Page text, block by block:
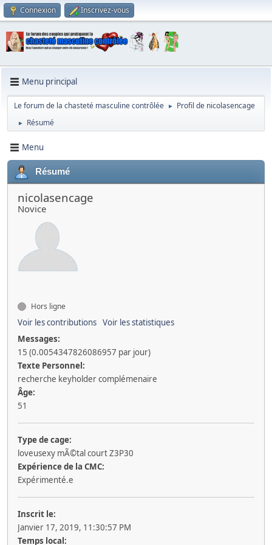
Connexion Inscrivez-vous
Menu principal
Le forum de la chasteté masculine contrôlée ► Profil de nicolasencage
► Résumé
Menu
Résumé
nicolasencage
Novice
Hors ligne
Voir les contributions Voir les statistiques
Messages:
15 (0.0054347826086957 par jour)
Texte Personnel:
recherche keyholder complémenaire
Âge:
51
Type de cage:
loveusexy mÃ©tal court Z3P30
Expérience de la CMC:
Expérimenté.e
Inscrit le:
Janvier 17, 2019, 11:30:57 PM
Temps local: